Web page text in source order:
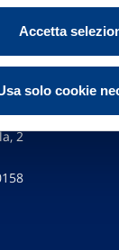
Accetta
solo cookie
S.p.A.
2